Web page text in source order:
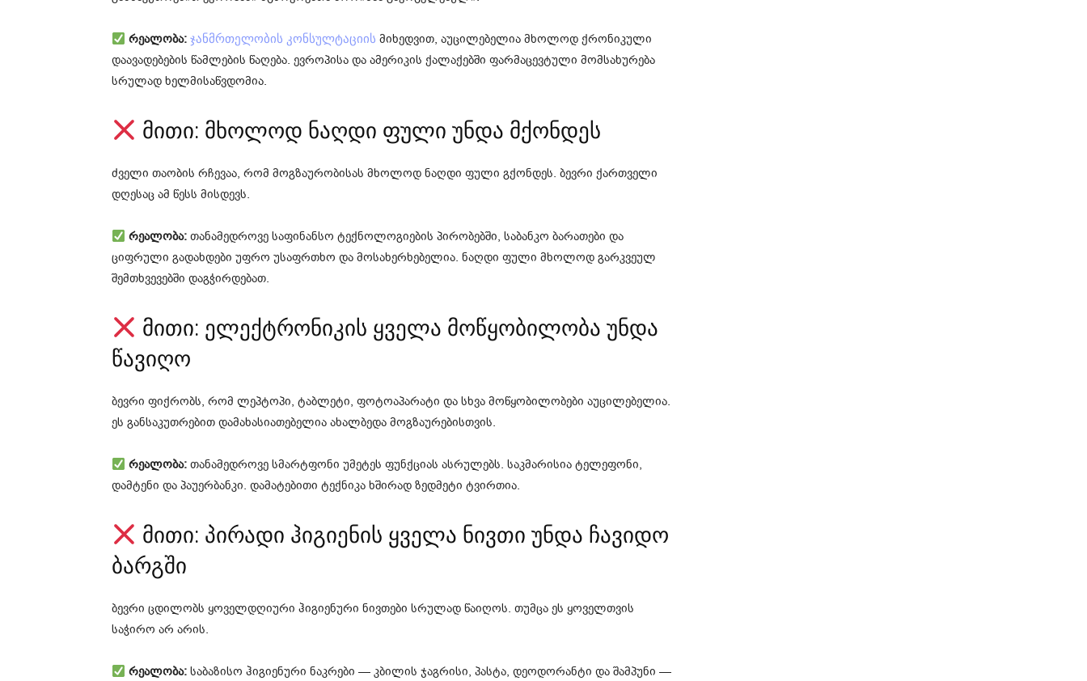
რეალობა: ჯანმრთელობის კონსულტაციის მიხედვით, აუცილებელია მხოლოდ ქრონიკული
დაავადებების წამლების წაღება. ევროპისა და ამერიკის ქალაქებში ფარმაცევტული მომსახურება
სრულად ხელმისაწვდომია.
მითი: მხოლოდ ნაღდი ფული უნდა მქონდეს
ძველი თაობის რჩევაა, რომ მოგზაურობისას მხოლოდ ნაღდი ფული გქონდეს. ბევრი ქართველი
დღესაც ამ წესს მისდევს.
რეალობა: თანამედროვე საფინანსო ტექნოლოგიების პირობებში, საბანკო ბარათები და
ციფრული გადახდები უფრო უსაფრთხო და მოსახერხებელია. ნაღდი ფული მხოლოდ გარკვეულ
შემთხვევებში დაგჭირდებათ.
მითი: ელექტრონიკის ყველა მოწყობილობა უნდა
წავიღო
ბევრი ფიქრობს, რომ ლეპტოპი, ტაბლეტი, ფოტოაპარატი და სხვა მოწყობილობები აუცილებელია.
ეს განსაკუთრებით დამახასიათებელია ახალბედა მოგზაურებისთვის.
რეალობა: თანამედროვე სმარტფონი უმეტეს ფუნქციას ასრულებს. საკმარისია ტელეფონი,
დამტენი და პაუერბანკი. დამატებითი ტექნიკა ხშირად ზედმეტი ტვირთია.
მითი: პირადი ჰიგიენის ყველა ნივთი უნდა ჩავიდო
ბარგში
ბევრი ცდილობს ყოველდღიური ჰიგიენური ნივთები სრულად წაიღოს. თუმცა ეს ყოველთვის
საჭირო არ არის.
რეალობა: საბაზისო ჰიგიენური ნაკრები — კბილის ჯაგრისი, პასტა, დეოდორანტი და შამპუნი —